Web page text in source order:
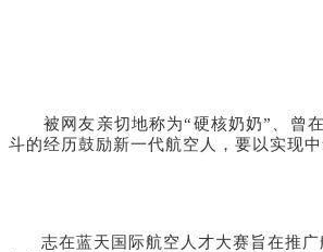
被网友亲切地称为“硬核奶奶”、曾
斗的经历鼓励新一代航空人，要以实现
志在蓝天国际航空人才大赛旨在推广